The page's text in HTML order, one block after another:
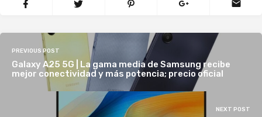
PREVIOUS POST
Galaxy A25 5G | La gama media de Samsung recibe
mejor conectividad y más potencia; precio oficial
NEXT POST